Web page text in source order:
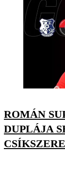
ROMÁN
DUPLÁJA